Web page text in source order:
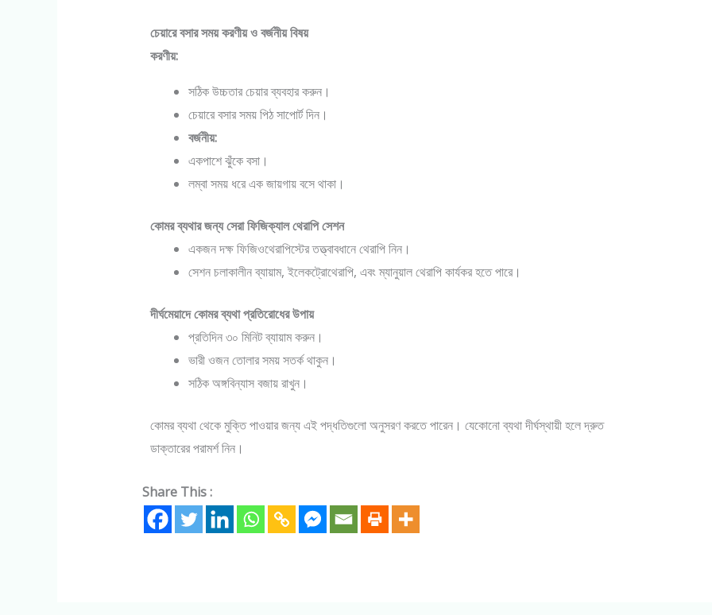
চেয়ারে বসার সময় করণীয় ও বর্জনীয় বিষয়
করণীয়:
সঠিক উচ্চতার চেয়ার ব্যবহার করুন।
চেয়ারে বসার সময় পিঠ সাপোর্ট দিন।
বর্জনীয়:
একপাশে ঝুঁকে বসা।
লম্বা সময় ধরে এক জায়গায় বসে থাকা।
কোমর ব্যথার জন্য সেরা ফিজিক্যাল থেরাপি সেশন
একজন দক্ষ ফিজিওথেরাপিস্টের তত্ত্বাবধানে থেরাপি নিন।
সেশন চলাকালীন ব্যায়াম, ইলেকট্রোথেরাপি, এবং ম্যানুয়াল থেরাপি কার্যকর হতে পারে।
দীর্ঘমেয়াদে কোমর ব্যথা প্রতিরোধের উপায়
প্রতিদিন ৩০ মিনিট ব্যায়াম করুন।
ভারী ওজন তোলার সময় সতর্ক থাকুন।
সঠিক অঙ্গবিন্যাস বজায় রাখুন।
কোমর ব্যথা থেকে মুক্তি পাওয়ার জন্য এই পদ্ধতিগুলো অনুসরণ করতে পারেন। যেকোনো ব্যথা দীর্ঘস্থায়ী হলে দ্রুত
ডাক্তারের পরামর্শ নিন।
Share This :